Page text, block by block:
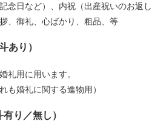
念日など）、内祝（出産祝いのお返し
、御礼、心ばかり、粗品、等
あり）
礼用に用います。
も婚礼に関する進物用）
り／無し）